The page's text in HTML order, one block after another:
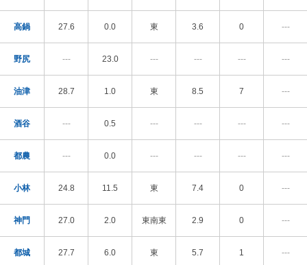
高鍋 27.6 0.0 東 3.6 0 ---
野尻 --- 23.0 --- --- --- ---
油津 28.7 1.0 東 8.5 7 ---
酒谷 --- 0.5 --- --- --- ---
都農 --- 0.0 --- --- --- ---
小林 24.8 11.5 東 7.4 0 ---
神門 27.0 2.0 東南東 2.9 0 ---
都城 27.7 6.0 東 5.7 1 ---